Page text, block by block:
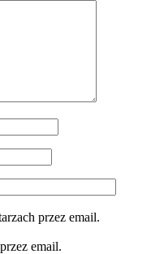
przez email.
email.